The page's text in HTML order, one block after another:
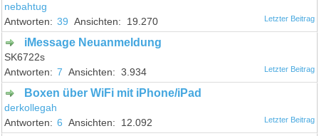
nebahtug
39
19.270
iMessage Neuanmeldung
SK6722s
7
3.934
Boxen über WiFi mit iPhone/iPad
derkollegah
6
12.092